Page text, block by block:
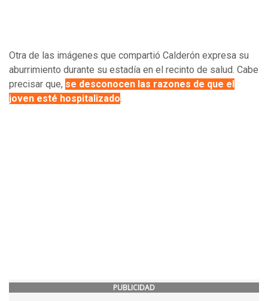
Otra de las imágenes que compartió Calderón expresa su
aburrimiento durante su estadía en el recinto de salud. Cabe
precisar que, se desconocen las razones de que el
joven esté hospitalizado.
PUBLICIDAD